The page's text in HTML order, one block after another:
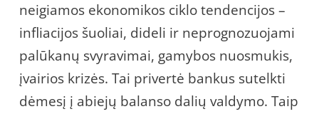
neigiamos ekonomikos ciklo tendencijos –
infliacijos šuoliai, dideli ir neprognozuojami
palūkanų svyravimai, gamybos nuosmukis,
įvairios krizės. Tai privertė bankus sutelkti
dėmesį į abiejų balanso dalių valdymo. Taip